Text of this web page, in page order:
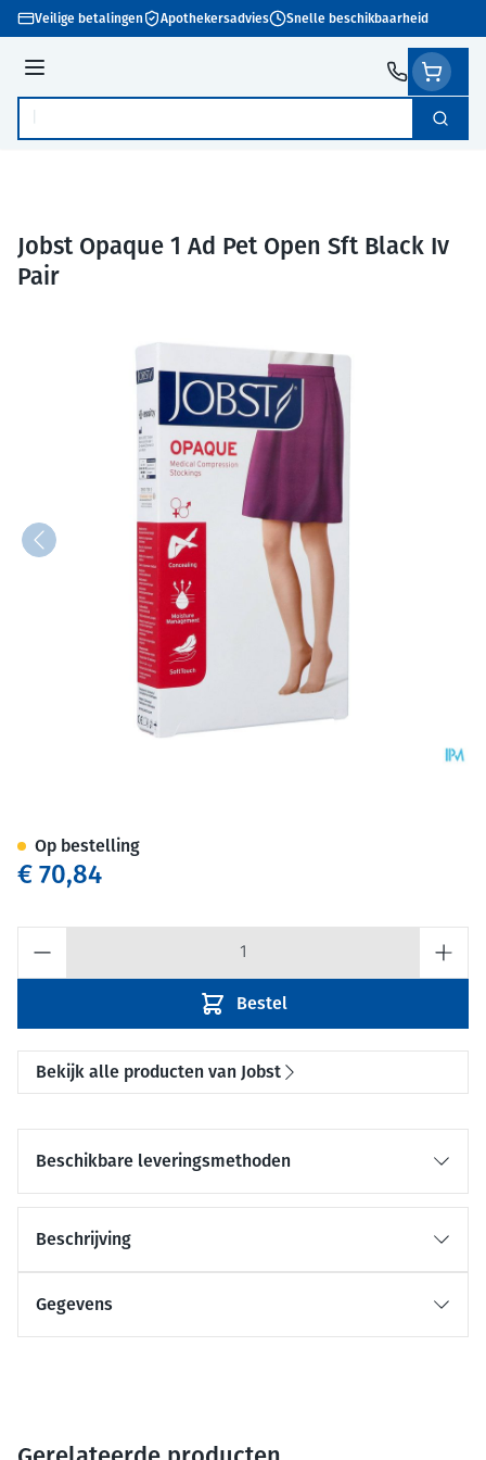
Ga naar de inhoud
Veilige betalingen Apothekersadvies Snelle beschikbaarheid
Menu
Product, merk, categorie... Zoek
Jobst Opaque 1 Ad Pet Open Sft Black Iv
Pair
€ 70,84
Bestel
Op bestelling
Bekijk alle producten van Jobst
Beschikbare leveringsmethoden
Beschrijving
Gegevens